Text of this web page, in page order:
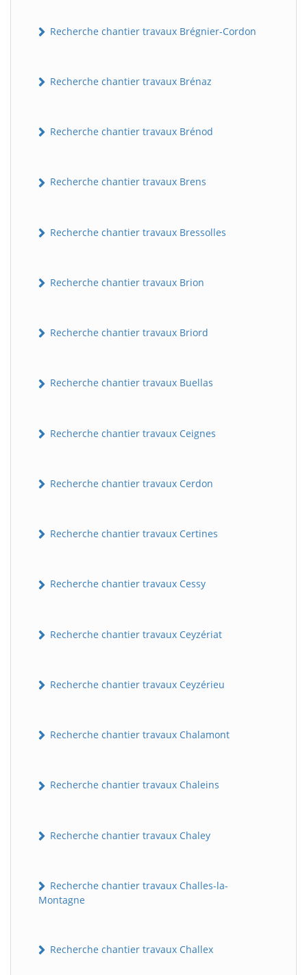
Recherche chantier travaux Brégnier-Cordon
Recherche chantier travaux Brénaz
Recherche chantier travaux Brénod
Recherche chantier travaux Brens
Recherche chantier travaux Bressolles
Recherche chantier travaux Brion
Recherche chantier travaux Briord
Recherche chantier travaux Buellas
Recherche chantier travaux Ceignes
Recherche chantier travaux Cerdon
Recherche chantier travaux Certines
Recherche chantier travaux Cessy
Recherche chantier travaux Ceyzériat
Recherche chantier travaux Ceyzérieu
Recherche chantier travaux Chalamont
Recherche chantier travaux Chaleins
Recherche chantier travaux Chaley
Recherche chantier travaux Challes-la-
Montagne
Recherche chantier travaux Challex